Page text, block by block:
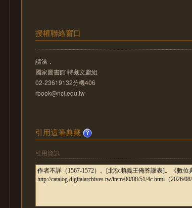
授權聯絡窗口
請洽：
國家圖書館 特藏文獻組
02-23619132分機406
rbook@ncl.edu.tw
引用這筆典藏
引用資訊